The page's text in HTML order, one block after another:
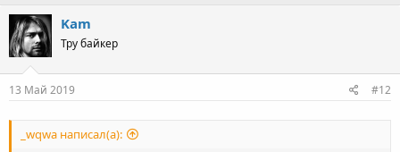
Kam
Тру байкер
13 Май 2019 #12
_wqwa написал(а):